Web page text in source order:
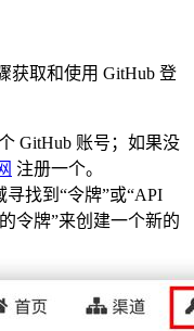
获取和使用 GitHub 登
GitHub 账号；如果没
注册一个。
找到“令牌”或“API
令牌”来创建一个新的